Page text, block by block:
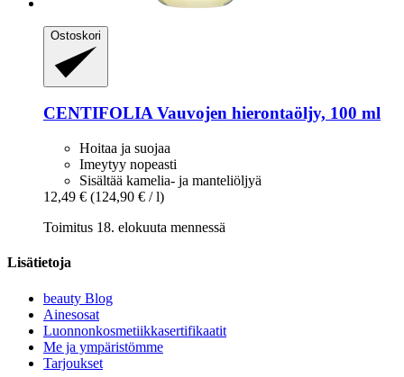
Ostoskori
CENTIFOLIAVauvojen hierontaöljy, 100 ml
Hoitaa ja suojaa
Imeytyy nopeasti
Sisältää kamelia- ja manteliöljyä
12,49 € (124,90 € / l)
Toimitus 18. elokuuta mennessä
Lisätietoja
beauty Blog
Ainesosat
Luonnonkosmetiikkasertifikaatit
Me ja ympäristömme
Tarjoukset